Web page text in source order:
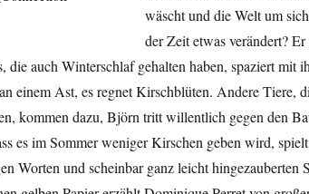
wäscht und die Welt um
der Zeit etwas verändert?
die auch Winterschlaf gehalten haben, spaziert mit
einem Ast, es regnet Kirschblüten. Andere Tiere,
kommen dazu, Björn tritt willentlich gegen den
es im Sommer weniger Kirschen geben wird,
Worten und scheinbar ganz leicht hingezauberten